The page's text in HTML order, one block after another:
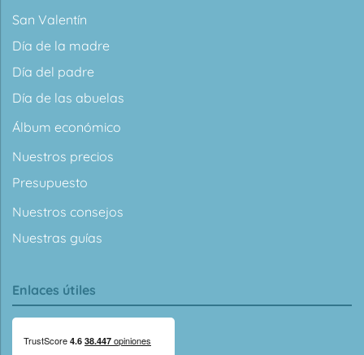
San Valentín
Día de la madre
Día del padre
Día de las abuelas
Álbum económico
Nuestros precios
Presupuesto
Nuestros consejos
Nuestras guías
Enlaces útiles